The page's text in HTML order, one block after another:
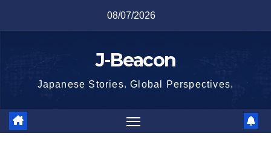
08/07/2026
J-Beacon
Japanese Stories. Global Perspectives.